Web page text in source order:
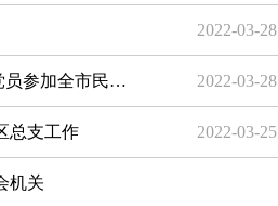
2022-03-28
员参加全市民… 2022-03-28
总支工作 2022-03-25
机关